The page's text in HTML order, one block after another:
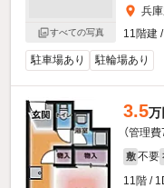
すべての写真
兵
11階建
駐車場あり 駐輪場あり
3.5万
（管理
敷 不要
11階 /